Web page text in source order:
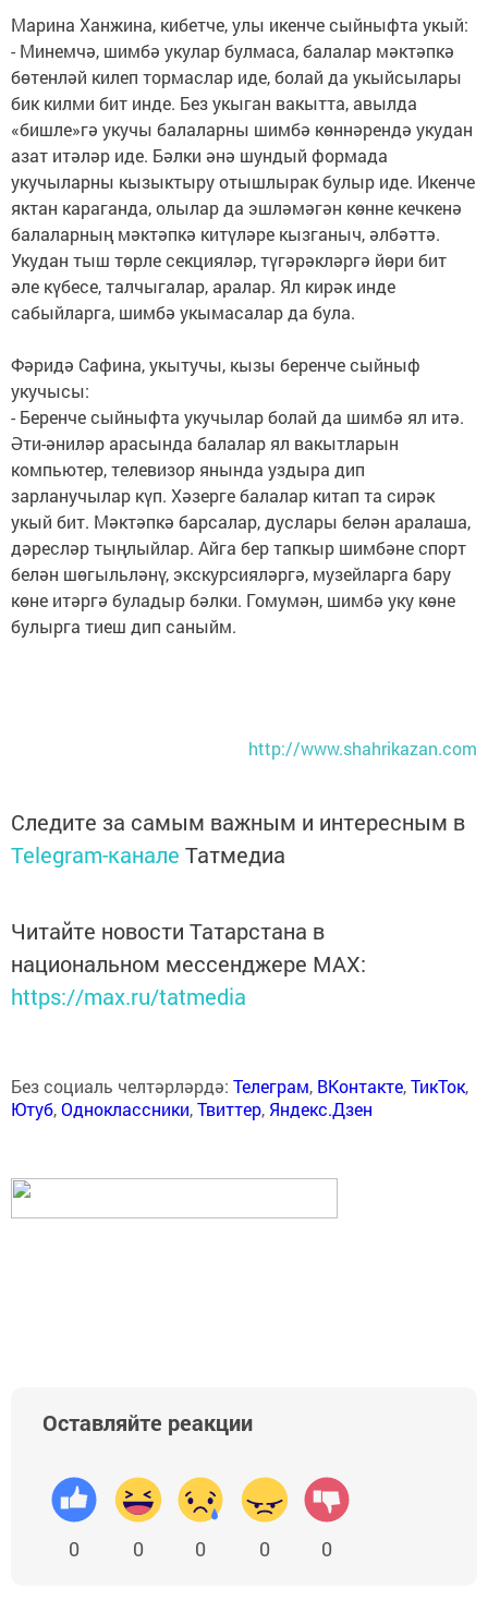
Марина Ханжина, кибетче, улы икенче сыйныфта укый:
- Минемчә, шимбә укулар булмаса, балалар мәктәпкә
бөтенләй килеп тормаслар иде, болай да укыйсылары
бик килми бит инде. Без укыган вакытта, авылда
«бишле»гә укучы балаларны шимбә көннәрендә укудан
азат итәләр иде. Бәлки әнә шундый формада
укучыларны кызыктыру отышлырак булыр иде. Икенче
яктан караганда, олылар да эшләмәгән көнне кечкенә
балаларның мәктәпкә китүләре кызганыч, әлбәттә.
Укудан тыш төрле секцияләр, түгәрәкләргә йөри бит
әле күбесе, талчыгалар, аралар. Ял кирәк инде
сабыйларга, шимбә укымасалар да була.
Фәридә Сафина, укытучы, кызы беренче сыйныф
укучысы:
- Беренче сыйныфта укучылар болай да шимбә ял итә.
Әти-әниләр арасында балалар ял вакытларын
компьютер, телевизор янында уздыра дип
зарланучылар күп. Хәзерге балалар китап та сирәк
укый бит. Мәктәпкә барсалар, дуслары белән аралаша,
дәресләр тыңлыйлар. Айга бер тапкыр шимбәне спорт
белән шөгыльләнү, экскурсияләргә, музейларга бару
көне итәргә буладыр бәлки. Гомумән, шимбә уку көне
булырга тиеш дип саныйм.
http://www.shahrikazan.com
Следите за самым важным и интересным в
Telegram-канале Татмедиа
Читайте новости Татарстана в
национальном мессенджере MАХ:
https://max.ru/tatmedia
Без социаль челтәрләрдә: Телеграм, ВКонтакте,ТикТок,
Ютуб,Одноклассники,Твиттер, Яндекс.Дзен
Оставляйте реакции
0 0 0 0 0